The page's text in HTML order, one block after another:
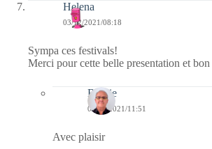
Helena
03/12/2021/08:18
Sympa ces festivals!
Merci pour cette belle presentation et
Bernie
04/12/2021/11:51
Avec plaisir